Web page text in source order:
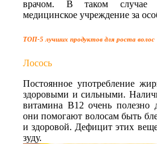
врачом. В таком случае
медицинское учреждение за
ТОП-5 лучших продуктов для роста волос
Лосось
Постоянное употребление
здоровыми и сильными.
витамина В12 очень полезно
они помогают волосам быть
и здоровой. Дефицит этих
зуду.